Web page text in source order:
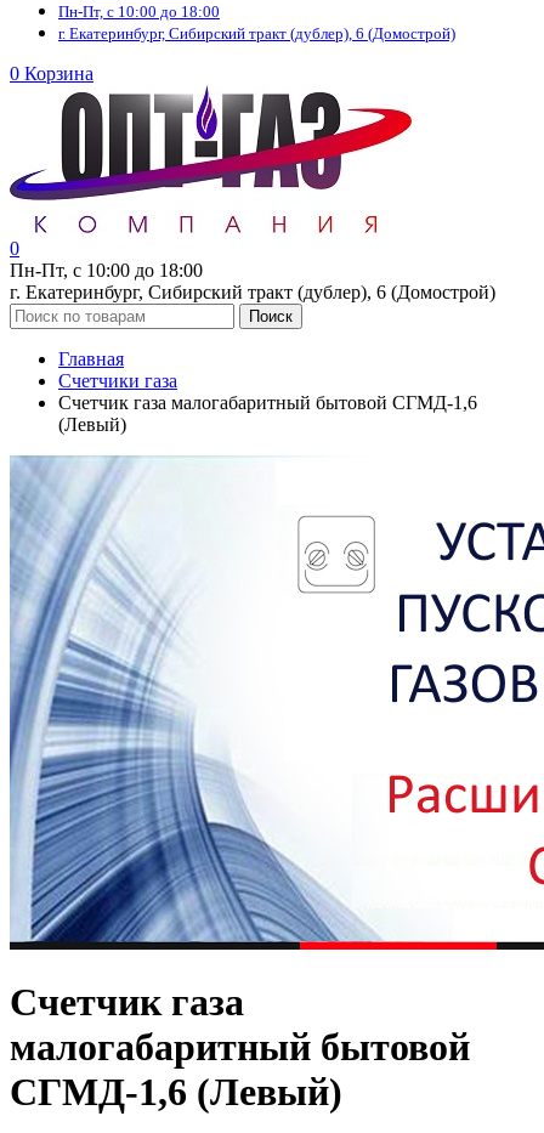
Пн-Пт, с 10:00 до 18:00
г. Екатеринбург, Сибирский тракт (дублер), 6 (Домострой)
0 Корзина
0
Пн-Пт, с 10:00 до 18:00
г. Екатеринбург, Сибирский тракт (дублер), 6 (Домострой)
Поиск
Главная
Счетчики газа
Счетчик газа малогабаритный бытовой СГМД-1,6
(Левый)
Счетчик газа
малогабаритный бытовой
СГМД-1,6 (Левый)